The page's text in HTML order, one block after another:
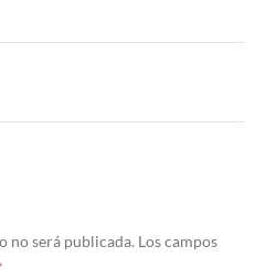
no será publicada. Los campos